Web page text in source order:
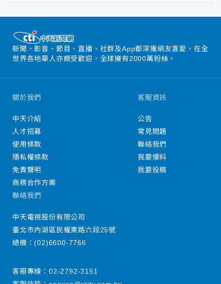
新聞、影音、節目、直播、社群及App都深獲網友喜愛，在全
世界各地華人亦頗受歡迎，全球擁有2000萬粉絲。
關於我們
中天介紹
人才招募
使用條款
隱私權條款
免責聲明
商務合作方案
客服資訊
公告
常見問題
聯絡我們
我要爆料
我要投稿
聯絡我們
中天電視股份有限公司
臺北市內湖區民權東路六段25號
總機：(02)6600-7766
客服專線： 02-2792-3151